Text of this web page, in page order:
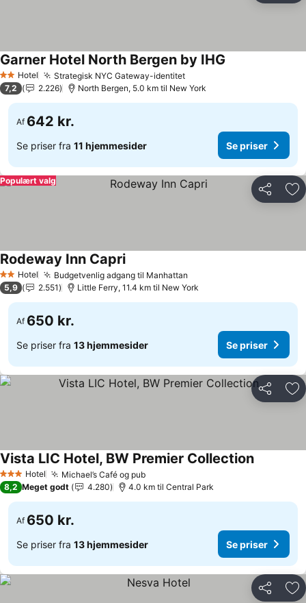
2 Stjerner
Hotel Strategisk NYC Gateway-identitet
Garner Hotel North Bergen by IHG
7,2 2.226 North Bergen, 5.0 km til New York
Af 642 kr.
Se priser fra 11 hjemmesider Se priser
Del
Populært valg
2 Stjerner
Hotel Budgetvenlig adgang til Manhattan
Rodeway Inn Capri
5,9 2.551 Little Ferry, 11.4 km til New York
Af 650 kr.
Se priser fra 13 hjemmesider Se priser
Del
3 StjernerHotel Michael’s Café og pub
Vista LIC Hotel, BW Premier Collection
8,2 Meget godt 4.280 4.0 km til Central Park
Af 650 kr.
Se priser fra 13 hjemmesider Se priser
Del